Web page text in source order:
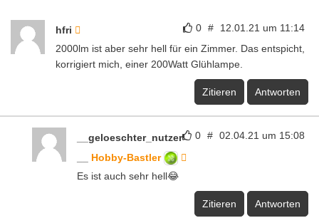
0 # 12.01.21 um 11:14
hfri
2000lm ist aber sehr hell für ein Zimmer. Das entspicht,
korrigiert mich, einer 200Watt Glühlampe.
Zitieren Antworten
0 # 02.04.21 um 15:08
__geloeschter_nutzer
Hobby-Bastler
Es ist auch sehr hell😂
Zitieren Antworten